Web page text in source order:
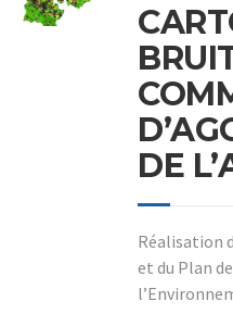
DE
Réalisation
et du Plan